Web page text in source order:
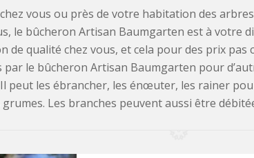
vous ou près de votre habitation des
le bûcheron Artisan Baumgarten est à votre
de qualité chez vous, et cela pour des prix
le bûcheron Artisan Baumgarten pour
peut les ébrancher, les énœuter, les rainer
grumes. Les branches peuvent aussi être